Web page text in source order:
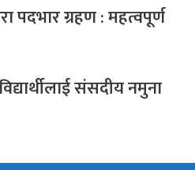
पदभार ग्रहण : महत्वपूर्ण
संसदीय नमुना